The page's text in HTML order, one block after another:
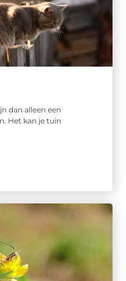
dan alleen een
Het kan je tuin